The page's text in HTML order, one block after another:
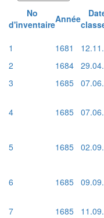
No
d'inventaireAnnée
1
1681
2
1684
3
1685
4 1685
5 1685
6 1685
7 1685